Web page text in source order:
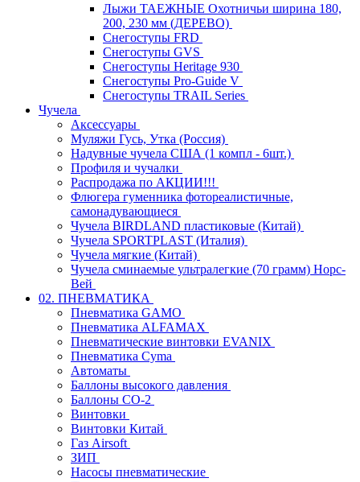
Лыжи ТАЕЖНЫЕ Охотничьи ширина 180,
200, 230 мм (ДЕРЕВО)
Снегоступы FRD
Снегоступы GVS
Снегоступы Heritage 930
Снегоступы Pro-Guide V
Снегоступы TRAIL Series
Чучела
Аксессуары
Муляжи Гусь, Утка (Россия)
Надувные чучела США (1 компл - 6шт.)
Профиля и чучалки
Распродажа по АКЦИИ!!!
Флюгера гуменника фотореалистичные,
самонадувающиеся
Чучела BIRDLAND пластиковые (Китай)
Чучела SPORTPLAST (Италия)
Чучела мягкие (Китай)
Чучела сминаемые ультралегкие (70 грамм) Норс-
Вей
02. ПНЕВМАТИКА
Пневматика GAMO
Пневматика ALFAMAX
Пневматические винтовки EVANIX
Пневматика Cyma
Автоматы
Баллоны высокого давления
Баллоны СО-2
Винтовки
Винтовки Китай
Газ Airsoft
ЗИП
Насосы пневматические